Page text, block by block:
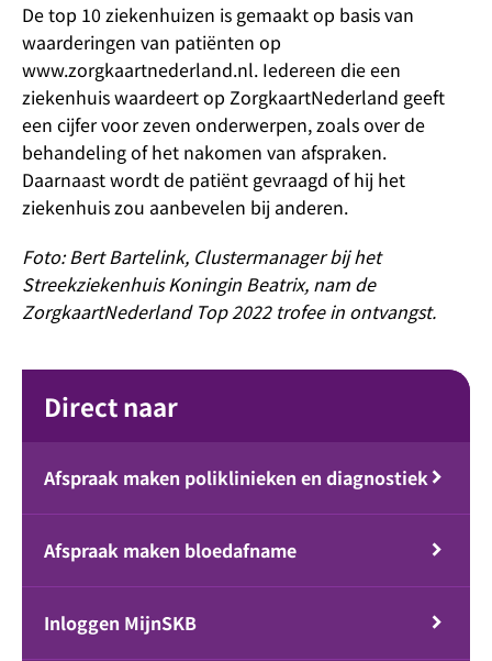
De top 10 ziekenhuizen is gemaakt op basis van
waarderingen van patiënten op
www.zorgkaartnederland.nl. Iedereen die een
ziekenhuis waardeert op ZorgkaartNederland geeft
een cijfer voor zeven onderwerpen, zoals over de
behandeling of het nakomen van afspraken.
Daarnaast wordt de patiënt gevraagd of hij het
ziekenhuis zou aanbevelen bij anderen.
Foto: Bert Bartelink, Clustermanager bij het
Streekziekenhuis Koningin Beatrix, nam de
ZorgkaartNederland Top 2022 trofee in ontvangst.
Direct naar
Afspraak maken poliklinieken en diagnostiek
Afspraak maken bloedafname
Inloggen MijnSKB